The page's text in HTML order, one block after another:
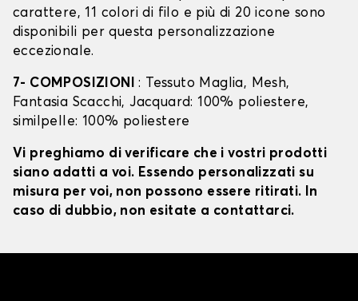
carattere, 11 colori di filo e più di 20 icone sono
disponibili per questa personalizzazione
eccezionale.
7- COMPOSIZIONI: Tessuto Maglia, Mesh,
Fantasia Scacchi, Jacquard: 100% poliestere,
similpelle: 100% poliestere
Vi preghiamo di verificare che i vostri prodotti
siano adatti a voi. Essendo personalizzati su
misura per voi, non possono essere ritirati. In
caso di dubbio, non esitate a contattarci.